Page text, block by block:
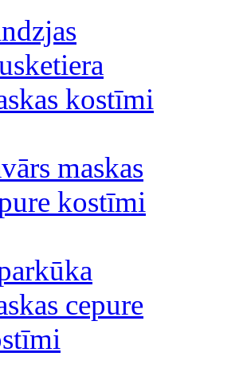
kostīmi
maskas
kostīmi
cepure